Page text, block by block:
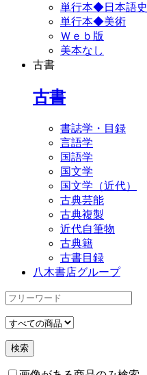
単行本◆日本語史
単行本◆美術
Ｗｅｂ版
美本なし
古書
古書
書誌学・目録
言語学
国語学
国文学
国文学（近代）
古典芸能
古典複製
近代自筆物
古典籍
古書目録
八木書店グループ